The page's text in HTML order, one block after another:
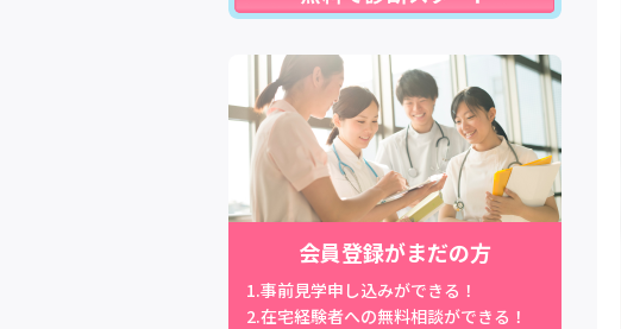
会員登録がまだの方
1.事前見学申し込みができる！
2.在宅経験者への無料相談ができる！